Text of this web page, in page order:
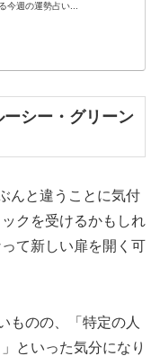
今週の運勢占い...
シー・グリーン
んと違うことに気付
クを受けるかもしれ
て新しい扉を開く可
のの、「特定の人
といった気分になり